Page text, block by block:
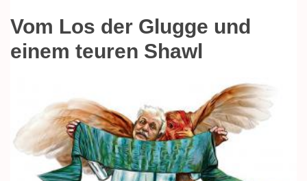
Vom Los der Glugge und
einem teuren Shawl